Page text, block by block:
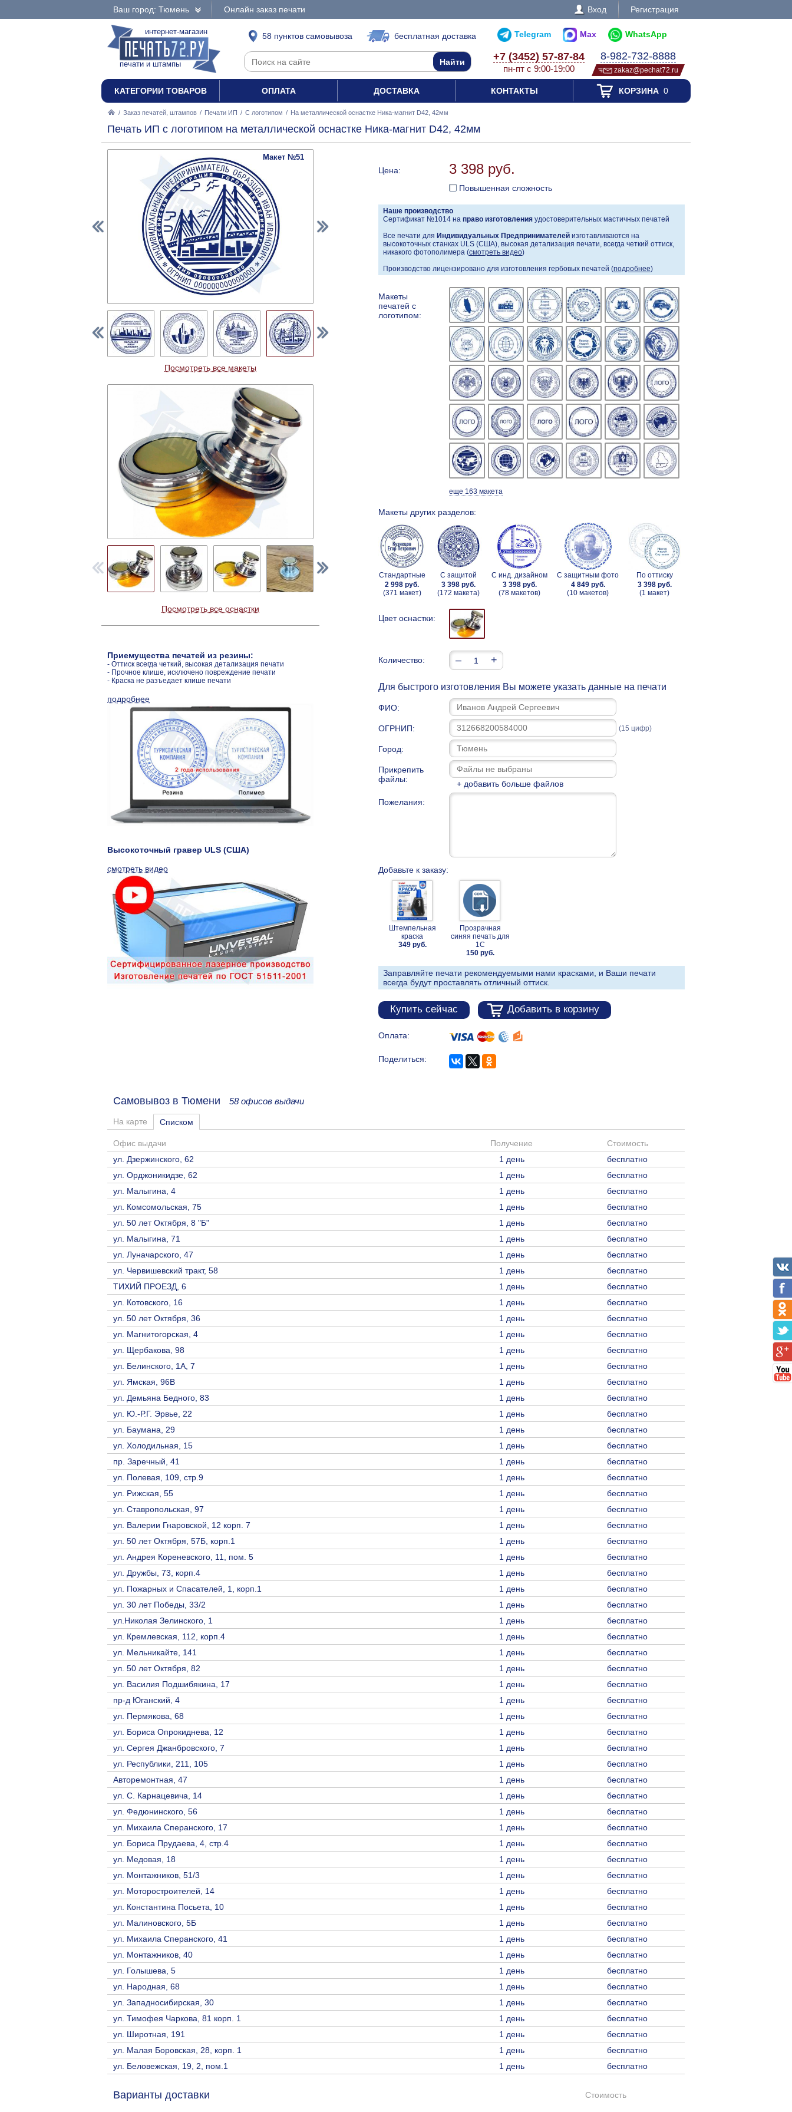
Ваш город: Тюмень Онлайн заказ печати Вход Регистрация
интернет-магазин
печати и штампы
58 пунктов самовывоза бесплатная доставка Telegram Max WhatsApp
+7 (3452) 57-87-84
пн-пт с 9:00-19:00
8-982-732-8888
zakaz@pechat72.ru
КАТЕГОРИИ ТОВАРОВ ОПЛАТА ДОСТАВКА КОНТАКТЫ КОРЗИНА0
/ Заказ печатей, штампов / Печати ИП / С логотипом / На металлической оснастке Ника-магнит D42, 42мм
Печать ИП с логотипом на металлической оснастке Ника-магнит D42, 42мм
Цена: 3 398 руб.
Повышенная сложность
Наше производство
Сертификат №1014 на право изготовления удостоверительных мастичных печатей
Все печати для Индивидуальных Предпринимателей изготавливаются на
высокоточных станках ULS (США), высокая детализация печати, всегда четкий оттиск,
никакого фотополимера (смотреть видео)
Производство лицензировано для изготовления гербовых печатей (подробнее)
Макеты
печатей с
логотипом:
еще 163 макета
Макеты других разделов:
Стандартные
2 998 руб.
(371 макет)
С защитой
3 398 руб.
(172 макета)
С инд. дизайном
3 398 руб.
(78 макетов)
С защитным фото
4 849 руб.
(10 макетов)
По оттиску
3 398 руб.
(1 макет)
Цвет оснастки:
Количество: – +
Для быстрого изготовления Вы можете указать данные на печати
ФИО:
ОГРНИП: (15 цифр)
Город:
Прикрепить
файлы:
+ добавить больше файлов
Пожелания:
Добавьте к заказу:
Штемпельная
краска
349 руб.
Прозрачная
синяя печать для
1С
150 руб.
Заправляйте печати рекомендуемыми нами красками, и Ваши печати
всегда будут проставлять отличный оттиск.
Купить сейчас Добавить в корзину
Оплата:
Поделиться:
Макет №51
Посмотреть все макеты
Посмотреть все оснастки
Приемущества печатей из резины:
- Оттиск всегда четкий, высокая детализация печати
- Прочное клише, исключено повреждение печати
- Краска не разъедает клише печати
подробнее
Высокоточный гравер ULS (США)
смотреть видео
Самовывоз в Тюмени 58 офисов выдачи
На карте Списком
Офис выдачи Получение
Стоимость
ул. Дзержинского, 62
1 день
бесплатно
ул. Орджоникидзе, 62
1 день
бесплатно
ул. Малыгина, 4
1 день
бесплатно
ул. Комсомольская, 75
1 день
бесплатно
ул. 50 лет Октября, 8 "Б"
1 день
бесплатно
ул. Малыгина, 71
1 день
бесплатно
ул. Луначарского, 47
1 день
бесплатно
ул. Червишевский тракт, 58
1 день
бесплатно
ТИХИЙ ПРОЕЗД, 6
1 день
бесплатно
ул. Котовского, 16
1 день
бесплатно
ул. 50 лет Октября, 36
1 день
бесплатно
ул. Магнитогорская, 4
1 день
бесплатно
ул. Щербакова, 98
1 день
бесплатно
ул. Белинского, 1А, 7
1 день
бесплатно
ул. Ямская, 96В
1 день
бесплатно
ул. Демьяна Бедного, 83
1 день
бесплатно
ул. Ю.-Р.Г. Эрвье, 22
1 день
бесплатно
ул. Баумана, 29
1 день
бесплатно
ул. Холодильная, 15
1 день
бесплатно
пр. Заречный, 41
1 день
бесплатно
ул. Полевая, 109, стр.9
1 день
бесплатно
ул. Рижская, 55
1 день
бесплатно
ул. Ставропольская, 97
1 день
бесплатно
ул. Валерии Гнаровской, 12 корп. 7
1 день
бесплатно
ул. 50 лет Октября, 57Б, корп.1
1 день
бесплатно
ул. Андрея Кореневского, 11, пом. 5
1 день
бесплатно
ул. Дружбы, 73, корп.4
1 день
бесплатно
ул. Пожарных и Спасателей, 1, корп.1
1 день
бесплатно
ул. 30 лет Победы, 33/2
1 день
бесплатно
ул.Николая Зелинского, 1
1 день
бесплатно
ул. Кремлевская, 112, корп.4
1 день
бесплатно
ул. Мельникайте, 141
1 день
бесплатно
ул. 50 лет Октября, 82
1 день
бесплатно
ул. Василия Подшибякина, 17
1 день
бесплатно
пр-д Юганский, 4
1 день
бесплатно
ул. Пермякова, 68
1 день
бесплатно
ул. Бориса Опрокиднева, 12
1 день
бесплатно
ул. Сергея Джанбровского, 7
1 день
бесплатно
ул. Республики, 211, 105
1 день
бесплатно
Авторемонтная, 47
1 день
бесплатно
ул. С. Карнацевича, 14
1 день
бесплатно
ул. Федюнинского, 56
1 день
бесплатно
ул. Михаила Сперанского, 17
1 день
бесплатно
ул. Бориса Прудаева, 4, стр.4
1 день
бесплатно
ул. Медовая, 18
1 день
бесплатно
ул. Монтажников, 51/3
1 день
бесплатно
ул. Моторостроителей, 14
1 день
бесплатно
ул. Константина Посьета, 10
1 день
бесплатно
ул. Малиновского, 5Б
1 день
бесплатно
ул. Михаила Сперанского, 41
1 день
бесплатно
ул. Монтажников, 40
1 день
бесплатно
ул. Голышева, 5
1 день
бесплатно
ул. Народная, 68
1 день
бесплатно
ул. Западносибирская, 30
1 день
бесплатно
ул. Тимофея Чаркова, 81 корп. 1
1 день
бесплатно
ул. Широтная, 191
1 день
бесплатно
ул. Малая Боровская, 28, корп. 1
1 день
бесплатно
ул. Беловежская, 19, 2, пом.1
1 день бесплатно
Варианты доставки Стоимость